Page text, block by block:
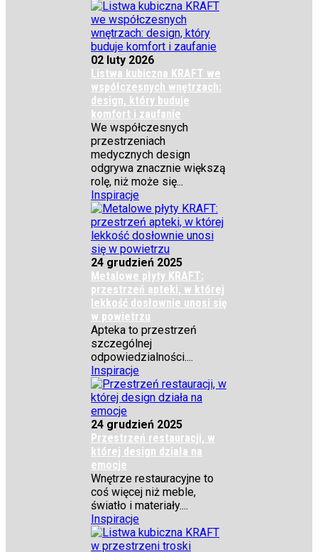
02 luty 2026
Listwa kubiczna KRAFT we
współczesnych wnętrzach:
design, który buduje
komfort i zaufanie
We współczesnych
przestrzeniach
medycznych design
odgrywa znacznie większą
rolę, niż może się...
Inspiracje
24 grudzień 2025
Metalowe płyty KRAFT:
przestrzeń apteki, w której
lekkość dosłownie unosi się
w powietrzu
Apteka to przestrzeń
szczególnej
odpowiedzialności....
Inspiracje
24 grudzień 2025
Przestrzeń restauracji, w
której design działa na
emocje
Wnętrze restauracyjne to
coś więcej niż meble,
światło i materiały....
Inspiracje